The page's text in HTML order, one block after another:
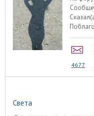
4677
Света